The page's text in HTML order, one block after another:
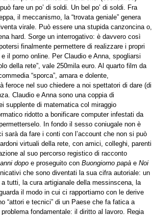
fare un po’ di soldi. Un bel po’ di soldi. Fra
il meccanismo, la “trovata geniale” genera
virale. Può essere una stupida canzoncina o,
hard. Sorge un interrogativo: è davvero così
finalmente permettere di realizzare i propri
il porno online. Per Claudio e Anna, spogliarsi
della rete”, vale 250mila euro. Al quarto film da
“sporca”, amara e dolente,
feroce nel suo chiedere a noi spettatori di dare (di
Claudio e Anna sono una coppia di
supplente di matematica col miraggio
ridotto a bonificare computer infestati da
In fondo il sesso coniugale non è
da fare i conti con l’account che non si può
virtuali della rete, con amici, colleghi, parenti
al suo percorso registico di racconto
dopo e proseguito con Buongiorno papà e Noi
che sono diventati la sua cifra autoriale: un
tutti, la cura artigianale della messinscena, la
il modo in cui ci rapportiamo con le derive
“attori e tecnici” di un Paese che fa fatica a
fondamentale: il diritto al lavoro. Regia